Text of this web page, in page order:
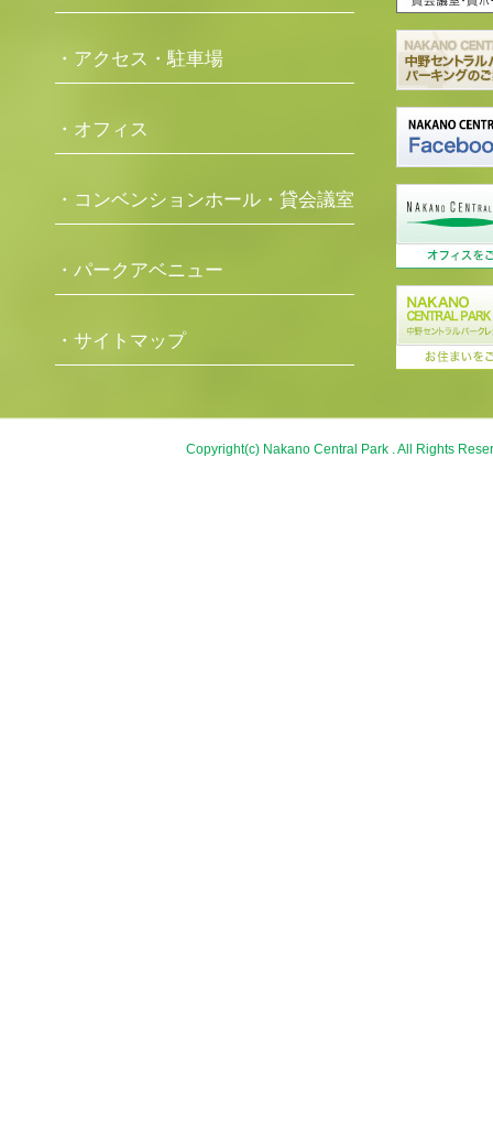
・アクセス・駐車場
・オフィス
・コンベンションホール・貸会議室
・パークアベニュー
・サイトマップ
Copyright(c) Nakano Central Park . All Rights